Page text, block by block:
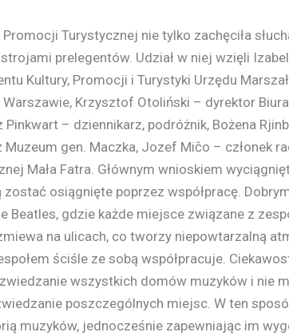
Turystycznej nie tylko zachęciła
prelegentów. Udział w niej wzięli
Kultury, Promocji i Turystyki Urzędu
Krzysztof Otoliński – dyrektor
– dziennikarz, podróżnik, Bożena
Muzeum gen. Maczka, Jozef Mičo – członek
Mała Fatra. Głównym wnioskiem
osiągnięte poprzez współpracę.
Beatles, gdzie każde miejsce związane z
na ulicach, co tworzy niepowtarzalną
ściśle ze sobą współpracuje.
wszystkich domów muzyków i nie
poszczególnych miejsc. W ten
muzyków, jednocześnie zapewniając im